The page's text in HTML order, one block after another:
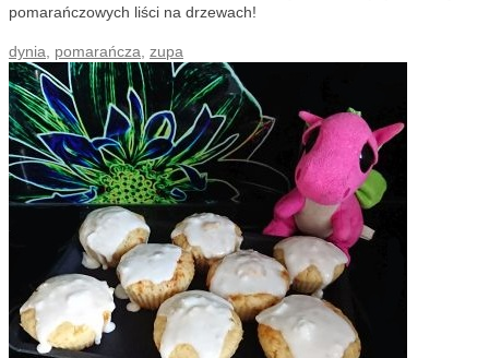
pomarańczowych liści na drzewach!
dynia pomarańcza zupa